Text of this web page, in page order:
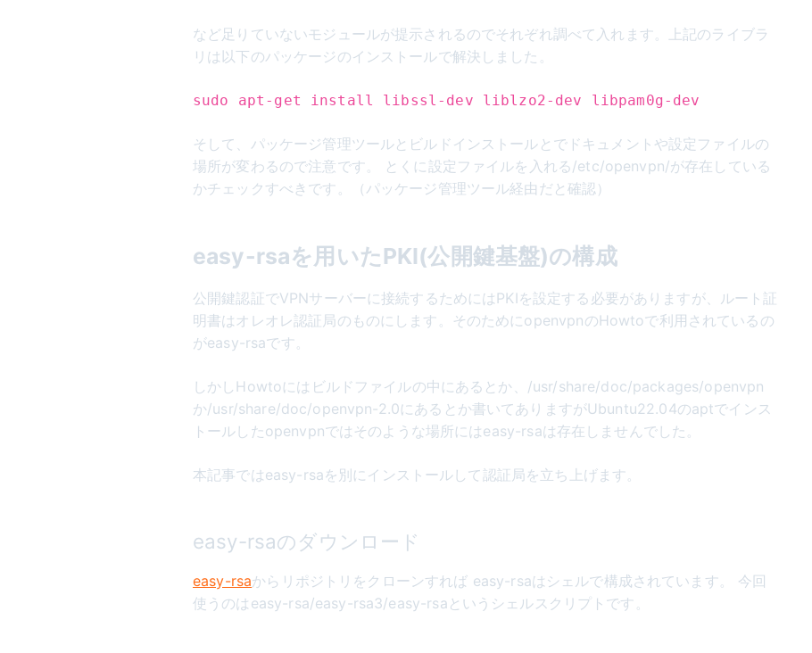
など足りていないモジュールが提示されるのでそれぞれ調べて入れます。上記のライブラ
リは以下のパッケージのインストールで解決しました。
sudo apt-get install libssl-dev liblzo2-dev libpam0g-dev
そして、パッケージ管理ツールとビルドインストールとでドキュメントや設定ファイルの
場所が変わるので注意です。 とくに設定ファイルを入れる/etc/openvpn/が存在している
かチェックすべきです。（パッケージ管理ツール経由だと確認）
easy-rsaを用いたPKI(公開鍵基盤)の構成
公開鍵認証でVPNサーバーに接続するためにはPKIを設定する必要がありますが、ルート証
明書はオレオレ認証局のものにします。そのためにopenvpnのHowtoで利用されているの
がeasy-rsaです。
しかしHowtoにはビルドファイルの中にあるとか、/usr/share/doc/packages/openvpn
か/usr/share/doc/openvpn-2.0にあるとか書いてありますがUbuntu22.04のaptでインス
トールしたopenvpnではそのような場所にはeasy-rsaは存在しませんでした。
本記事ではeasy-rsaを別にインストールして認証局を立ち上げます。
easy-rsaのダウンロード
easy-rsaからリポジトリをクローンすれば easy-rsaはシェルで構成されています。 今回
使うのはeasy-rsa/easy-rsa3/easy-rsaというシェルスクリプトです。